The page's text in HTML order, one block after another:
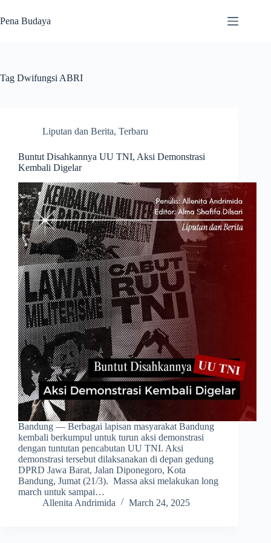
to
content
Pena Budaya
Tag Dwifungsi ABRI
Liputan dan Berita, Terbaru
Buntut Disahkannya UU TNI, Aksi Demonstrasi
Kembali Digelar
Bandung — Berbagai lapisan masyarakat Bandung
kembali berkumpul untuk turun aksi demonstrasi
dengan tuntutan pencabutan UU TNI. Aksi
demonstrasi tersebut dilaksanakan di depan gedung
DPRD Jawa Barat, Jalan Diponegoro, Kota
Bandung, Jumat (21/3). Massa aksi melakukan long
march untuk sampai…
Allenita Andrimida
March 24, 2025